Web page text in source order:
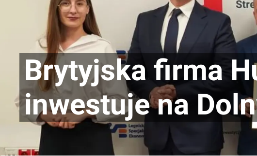
Brytyjska firma
inwestuje na